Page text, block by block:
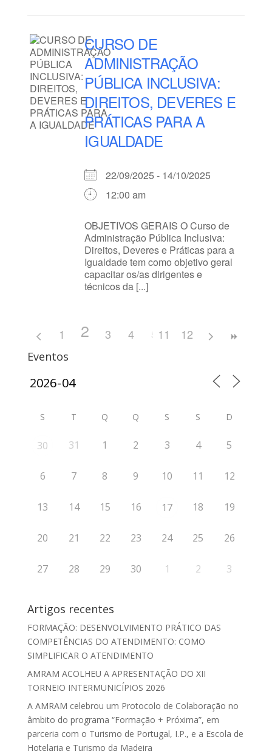
CURSO DE
ADMINISTRAÇÃO
PÚBLICA INCLUSIVA:
DIREITOS, DEVERES E
PRÁTICAS PARA A
IGUALDADE
22/09/2025 - 14/10/2025
12:00 am
OBJETIVOS GERAIS O Curso de
Administração Pública Inclusiva:
Direitos, Deveres e Práticas para a
Igualdade tem como objetivo geral
capacitar os/as dirigentes e
técnicos da [...]
1 2 3 4 5 11 12
Eventos
S T Q Q S S D
30 31 1 2 3 4 5
6 7 8 9 10 11 12
13 14 15 16 17 18 19
20 21 22 23 24 25 26
27 28 29 30 1 2 3
Artigos recentes
FORMAÇÃO: DESENVOLVIMENTO PRÁTICO DAS
COMPETÊNCIAS DO ATENDIMENTO: COMO
SIMPLIFICAR O ATENDIMENTO
AMRAM ACOLHEU A APRESENTAÇÃO DO XII
TORNEIO INTERMUNICÍPIOS 2026
A AMRAM celebrou um Protocolo de Colaboração no
âmbito do programa “Formação + Próxima”, em
parceria com o Turismo de Portugal, I.P., e a Escola de
Hotelaria e Turismo da Madeira